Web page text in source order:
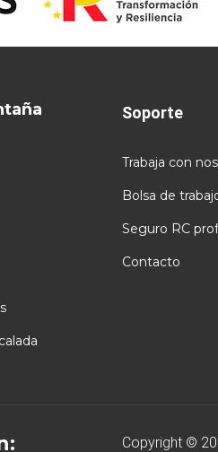
Soporte
Trabaja con
Bolsa de
Seguro RC
Contacto
Copyright ©